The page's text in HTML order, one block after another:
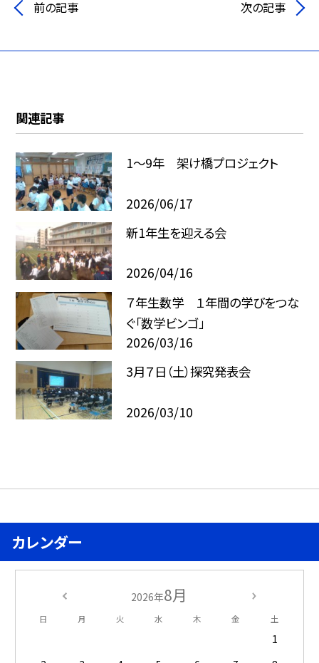
前の記事 次の記事
関連記事
1～9年 架け橋プロジェクト
2026/06/17
新1年生を迎える会
2026/04/16
７年生数学 １年間の学びをつな
ぐ「数学ビンゴ」
2026/03/16
3月７日（土）探究発表会
2026/03/10
カレンダー
2026年8月
日 月 火 水 木 金 土
1